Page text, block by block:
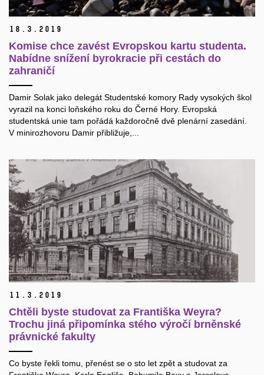
18. 3. 2019
Komise chce zavést Evropskou kartu studenta.
Nabídne snížení byrokracie při cestách do
zahraničí
Damir Solak jako delegát Studentské komory Rady vysokých škol
vyrazil na konci loňského roku do Černé Hory. Evropská
studentská unie tam pořádá každoročně dvě plenární zasedání.
V minirozhovoru Damir přibližuje,...
11. 3. 2019
Chtěli byste studovat za Františka Weyra?
Trochu jiná připomínka stého výročí brněnské
právnické fakulty
Co byste řekli tomu, přenést se o sto let zpět a studovat za